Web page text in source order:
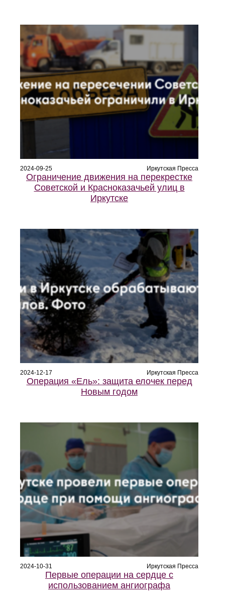
2024-09-25 Иркутская Пресса
Ограничение движения на перекрестке
Советской и Красноказачьей улиц в
Иркутске
2024-12-17 Иркутская Пресса
Операция «Ель»: защита елочек перед
Новым годом
2024-10-31 Иркутская Пресса
Первые операции на сердце с
использованием ангиографа